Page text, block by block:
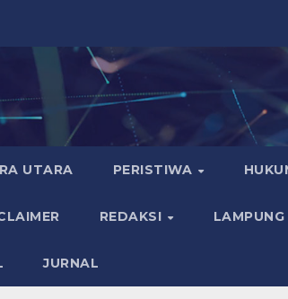
UTARA PERISTIWA
REDAKSI LAMPUNG
JURNAL